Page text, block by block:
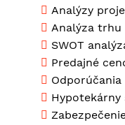
Analýzy
Analýza trhu
SWOT
Predajné
Hypotekárny